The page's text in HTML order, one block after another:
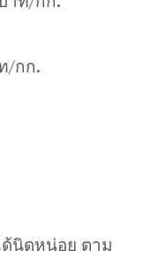
/กก.
ด้นิดหน่อย ตาม